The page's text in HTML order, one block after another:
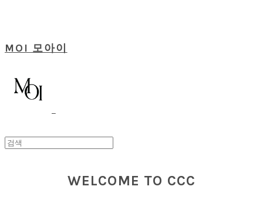
MOI 모아이
WELCOME TO CCC